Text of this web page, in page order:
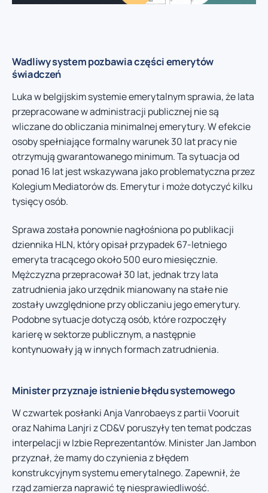
Wadliwy system pozbawia części emerytów
świadczeń
Luka w belgijskim systemie emerytalnym sprawia, że lata
przepracowane w administracji publicznej nie są
wliczane do obliczania minimalnej emerytury. W efekcie
osoby spełniające formalny warunek 30 lat pracy nie
otrzymują gwarantowanego minimum. Ta sytuacja od
ponad 16 lat jest wskazywana jako problematyczna przez
Kolegium Mediatorów ds. Emerytur i może dotyczyć kilku
tysięcy osób.
Sprawa została ponownie nagłośniona po publikacji
dziennika HLN, który opisał przypadek 67-letniego
emeryta tracącego około 500 euro miesięcznie.
Mężczyzna przepracował 30 lat, jednak trzy lata
zatrudnienia jako urzędnik mianowany na stałe nie
zostały uwzględnione przy obliczaniu jego emerytury.
Podobne sytuacje dotyczą osób, które rozpoczęły
karierę w sektorze publicznym, a następnie
kontynuowały ją w innych formach zatrudnienia.
Minister przyznaje istnienie błędu systemowego
W czwartek posłanki Anja Vanrobaeys z partii Vooruit
oraz Nahima Lanjri z CD&V poruszyły ten temat podczas
interpelacji w Izbie Reprezentantów. Minister Jan Jambon
przyznał, że mamy do czynienia z błędem
konstrukcyjnym systemu emerytalnego. Zapewnił, że
rząd zamierza naprawić tę niesprawiedliwość.